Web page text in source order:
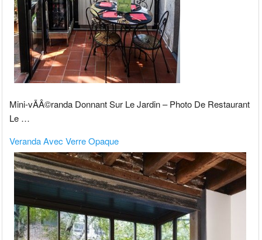
Mini-vÃÂ©randa Donnant Sur Le Jardin – Photo De Restaurant
Le …
Veranda Avec Verre Opaque